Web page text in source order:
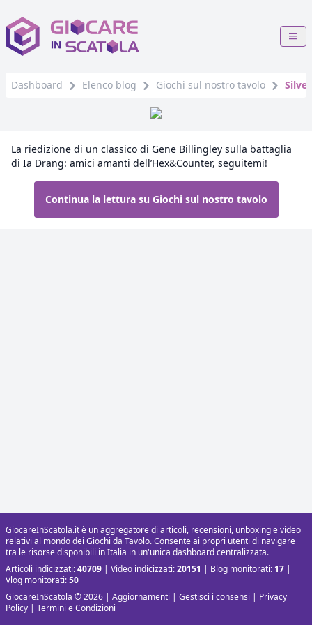
Dashboard Elenco blog Giochi sul nostro tavolo
La riedizione di un classico di Gene Billingley sulla battaglia
di Ia Drang: amici amanti dell’Hex&Counter, seguitemi!
Continua la lettura su Giochi sul nostro tavolo
GiocareInScatola.it è un aggregatore di articoli, recensioni, unboxing e video
relativi al mondo dei Giochi da Tavolo. Consente ai propri utenti di navigare
tra le risorse disponibili in Italia in un'unica dashboard centralizzata.
Articoli indicizzati:40709 | Video indicizzati:20151 | Blog monitorati: 17 |
Vlog monitorati:50
GiocareInScatola © 2026 | Aggiornamenti | Gestisci i consensi | Privacy
Policy | Termini e Condizioni